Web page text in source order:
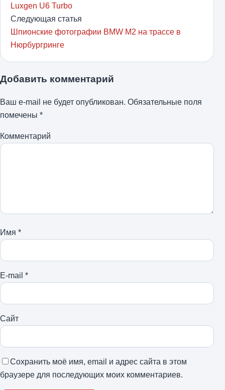
Luxgen U6 Turbo
Следующая статья
Шпионские фотографии BMW M2 на трассе в
Нюрбургринге
Добавить комментарий
Ваш e-mail не будет опубликован. Обязательные поля
помечены *
Комментарий
Имя *
E-mail *
Сайт
Сохранить моё имя, email и адрес сайта в этом
браузере для последующих моих комментариев.